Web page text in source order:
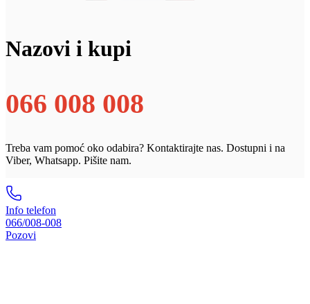
Nazovi i kupi
066 008 008
Treba vam pomoć oko odabira? Kontaktirajte nas. Dostupni i na
Viber, Whatsapp. Pišite nam.
Info telefon
066/008-008
Pozovi